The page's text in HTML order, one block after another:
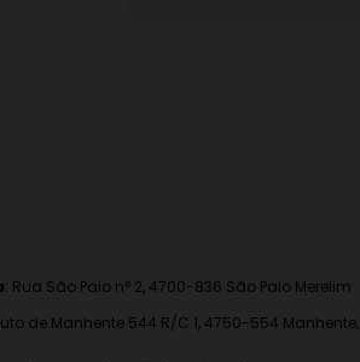
: Rua São Paio n° 2, 4700-836 São Paio Merelim
de Manhente 544 R/C 1, 4750-554 Manhente,